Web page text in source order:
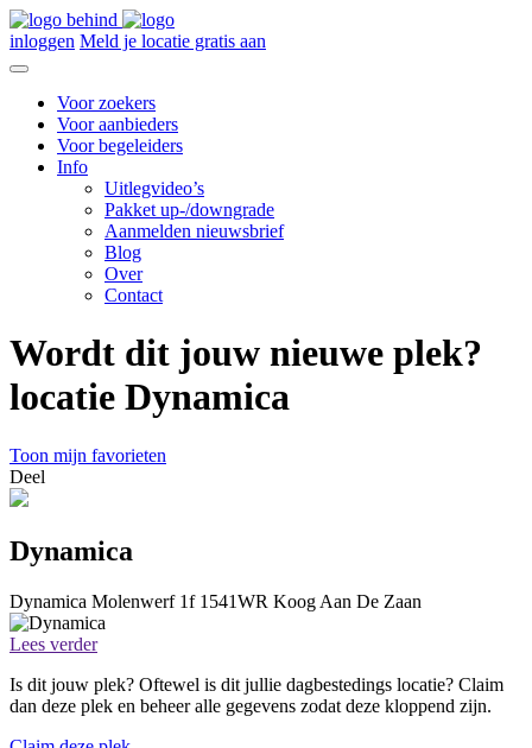
inloggen Meld je locatie gratis aan
Voor zoekers
Voor aanbieders
Voor begeleiders
Info
Uitlegvideo’s
Pakket up-/downgrade
Aanmelden nieuwsbrief
Blog
Over
Contact
Wordt dit jouw nieuwe plek?
locatie Dynamica
Toon mijn favorieten
Deel
Dynamica
Dynamica Molenwerf 1f 1541WR Koog Aan De Zaan
Lees verder
Is dit jouw plek? Oftewel is dit jullie dagbestedings locatie? Claim
dan deze plek en beheer alle gegevens zodat deze kloppend zijn.